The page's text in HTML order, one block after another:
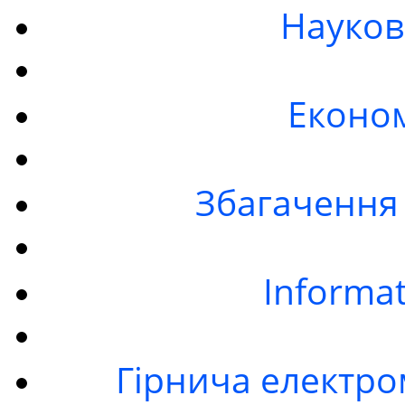
Гірнича